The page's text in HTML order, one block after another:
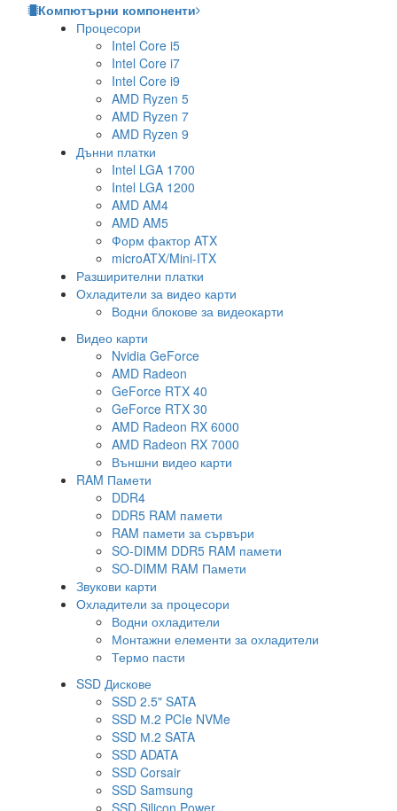
Компютърни компоненти
Процесори
Intel Core i5
Intel Core i7
Intel Core i9
AMD Ryzen 5
AMD Ryzen 7
AMD Ryzen 9
Дънни платки
Intel LGA 1700
Intel LGA 1200
AMD AM4
AMD AM5
Форм фактор ATX
microATX/Mini-ITX
Разширителни платки
Охладители за видео карти
Водни блокове за видеокарти
Видео карти
Nvidia GeForce
AMD Radeon
GeForce RTX 40
GeForce RTX 30
AMD Radeon RX 6000
AMD Radeon RX 7000
Външни видео карти
RAM Памети
DDR4
DDR5 RAM памети
RAM памети за сървъри
SO-DIMM DDR5 RAM памети
SO-DIMM RAM Памети
Звукови карти
Охладители за процесори
Водни охладители
Монтажни елементи за охладители
Термо пасти
SSD Дискове
SSD 2.5" SATA
SSD М.2 PCIe NVMe
SSD М.2 SATA
SSD ADATA
SSD Corsair
SSD Samsung
SSD Silicon Power